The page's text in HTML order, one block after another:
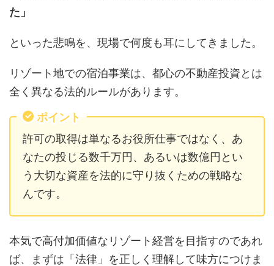
た」
といった悲鳴を、現場で何度も耳にしてきました。
リゾート地での宿泊事業は、都心の不動産投資とは
全く異なる法的ルールがあります。
ポイント
許可の取得は単なるお役所仕事ではなく、あ
なたの投じる数千万円、あるいは数億円とい
う大切な資産を法的に守り抜くための戦略な
んです。
本気で高付加価値なリゾート経営を目指すのであれ
ば、まずは「法律」を正しく理解して味方につけま